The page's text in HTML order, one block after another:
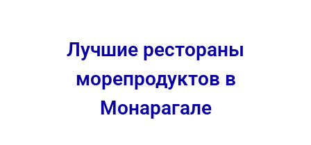
Лучшие рестораны
морепродуктов в
Монарагале